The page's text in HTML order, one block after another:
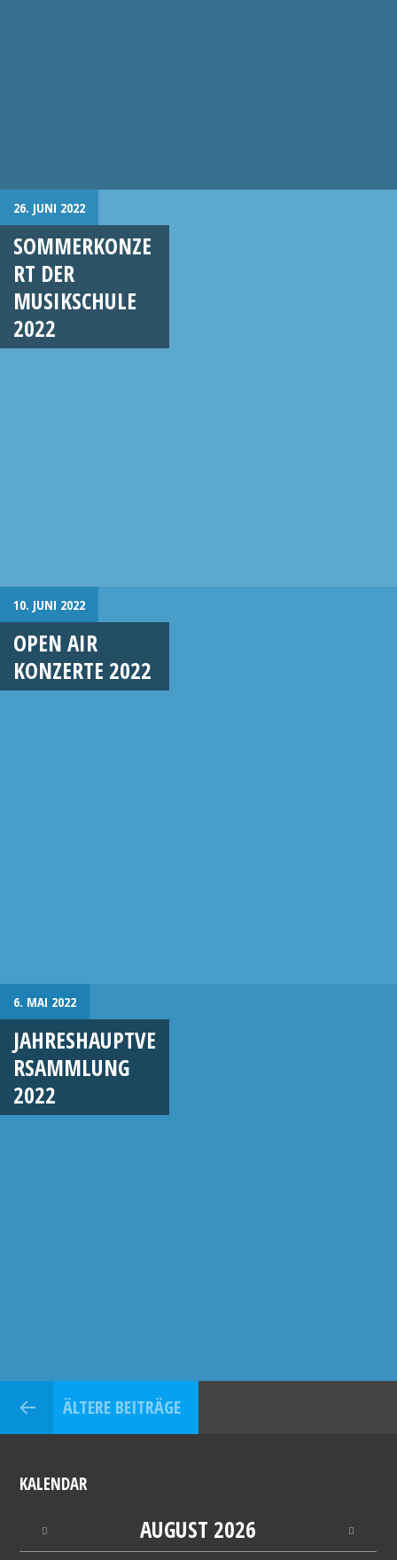
26. JUNI 2022
SOMMERKONZE
RT DER
MUSIKSCHULE
2022
10. JUNI 2022
OPEN AIR
KONZERTE 2022
6. MAI 2022
JAHRESHAUPTVE
RSAMMLUNG
2022
ÄLTERE BEITRÄGE
KALENDAR
AUGUST 2026